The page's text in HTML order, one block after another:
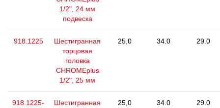
1/2", 24 мм
подвеска
918.1225
Шестигранная
торцовая
головка
CHROMEplus
1/2", 25 мм
25,0 34.0 29.0
918.1225-
Шестигранная
25,0 34.0 29.0